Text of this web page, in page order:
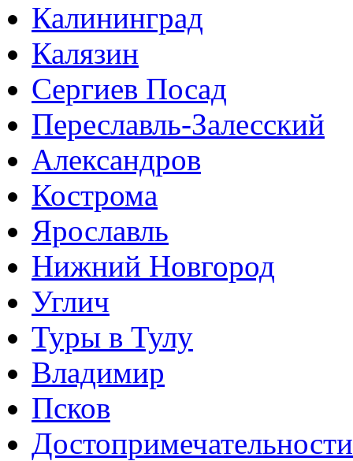
Калининград
Калязин
Сергиев Посад
Переславль-Залесский
Александров
Кострома
Ярославль
Нижний Новгород
Углич
Туры в Тулу
Владимир
Псков
Достопримечательности